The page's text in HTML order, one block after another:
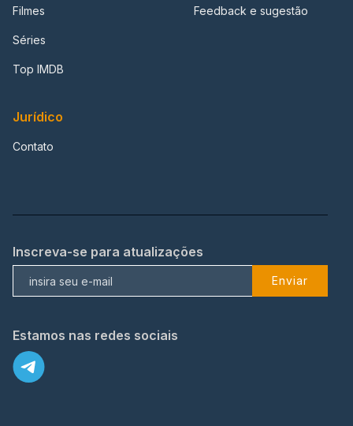
Filmes
Séries
Top IMDB
Feedback e sugestão
Jurídico
Contato
Inscreva-se para atualizações
Enviar
Estamos nas redes sociais